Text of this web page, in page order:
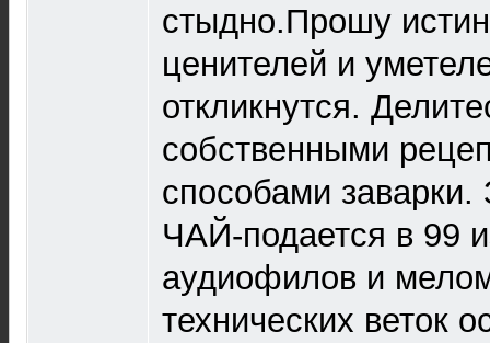
стыдно.Прошу
ценителей и
откликнутся.
собственными
способами
ЧАЙ-подается в 99
аудиофилов и
технических веток